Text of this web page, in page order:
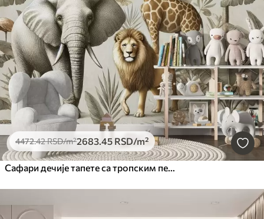
4472.42RSD/m²2683.45 RSD/m²
Сафари дечије тапете са тропским пејзажом и разним животињама у елегантним бојама